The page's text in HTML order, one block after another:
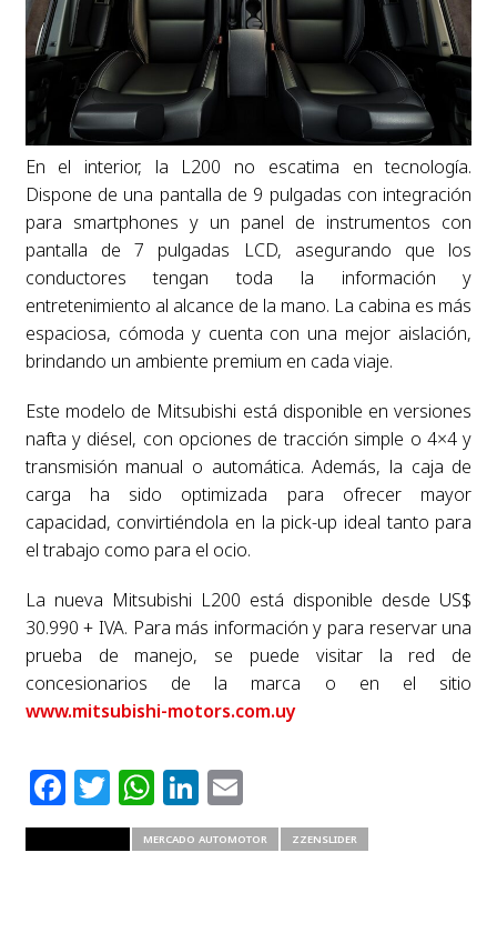
En el interior, la L200 no escatima en tecnología.
Dispone de una pantalla de 9 pulgadas con integración
para smartphones y un panel de instrumentos con
pantalla de 7 pulgadas LCD, asegurando que los
conductores tengan toda la información y
entretenimiento al alcance de la mano. La cabina es más
espaciosa, cómoda y cuenta con una mejor aislación,
brindando un ambiente premium en cada viaje.
Este modelo de Mitsubishi está disponible en versiones
nafta y diésel, con opciones de tracción simple o 4×4 y
transmisión manual o automática. Además, la caja de
carga ha sido optimizada para ofrecer mayor
capacidad, convirtiéndola en la pick-up ideal tanto para
el trabajo como para el ocio.
La nueva Mitsubishi L200 está disponible desde US$
30.990 + IVA. Para más información y para reservar una
prueba de manejo, se puede visitar la red de
concesionarios de la marca o en el sitio
www.mitsubishi-motors.com.uy
Facebook
Twitter
WhatsApp
LinkedIn
Email
MERCADO AUTOMOTOR ZZENSLIDER